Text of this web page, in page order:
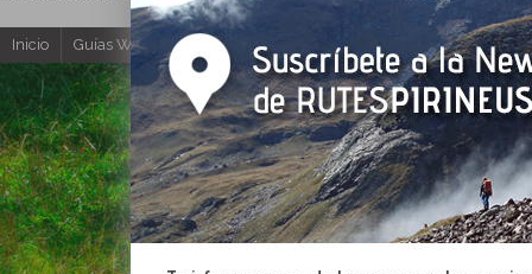
Inicio Guías Web y PDF gratuitas Excursiones y actividades